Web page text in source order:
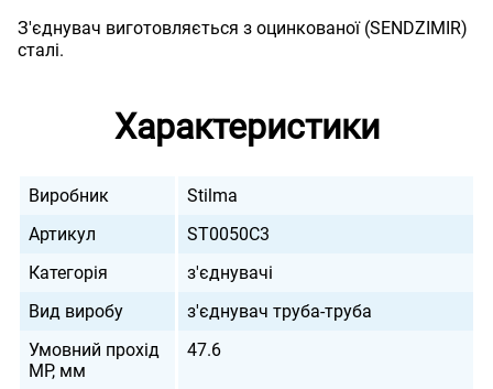
З'єднувач виготовляється з оцинкованої (SENDZIMIR)
сталі.
Характеристики
Виробник
Stilma
Артикул
ST0050C3
Категорія
з'єднувачі
Вид виробу
з'єднувач труба-труба
Умовний прохід
МР, мм
47.6